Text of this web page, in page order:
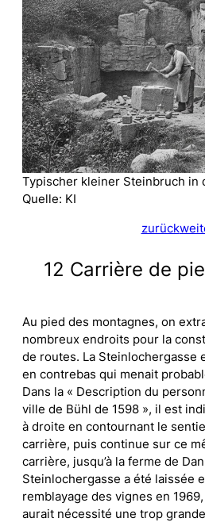
Typischer kleiner Steinbruch in
Quelle: KI
zurück
12 Carrière de
Au pied des montagnes, on
nombreux endroits pour la
de routes. La Steinlochergasse
en contrebas qui menait
Dans la « Description du
ville de Bühl de 1598 », il est
à droite en contournant le
carrière, puis continue sur ce
carrière, jusqu’à la ferme de
Steinlochergasse a été laissée
remblayage des vignes en
aurait nécessité une trop